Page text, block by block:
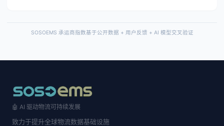
SOSOEMS 承运商指数基于公开数据 + 用户反馈 + AI 模型交叉验证
🤖 AI 驱动物流可持续发展
致力于提升全球物流数据基础设施